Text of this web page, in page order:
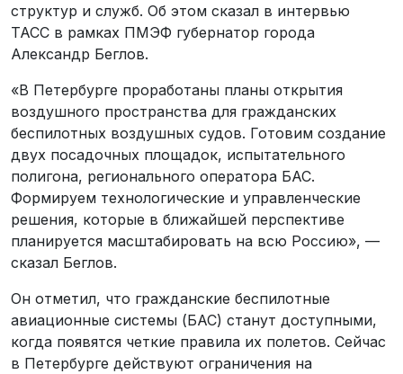
структур и служб. Об этом сказал в интервью
ТАСС в рамках ПМЭФ губернатор города
Александр Беглов.
«В Петербурге проработаны планы открытия
воздушного пространства для гражданских
беспилотных воздушных судов. Готовим создание
двух посадочных площадок, испытательного
полигона, регионального оператора БАС.
Формируем технологические и управленческие
решения, которые в ближайшей перспективе
планируется масштабировать на всю Россию», —
сказал Беглов.
Он отметил, что гражданские беспилотные
авиационные системы (БАС) станут доступными,
когда появятся четкие правила их полетов. Сейчас
в Петербурге действуют ограничения на